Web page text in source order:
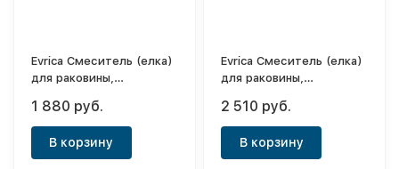
Evrica Смеситель (елка)
для раковины,
1 880 руб.
В корзину
Evrica Смеситель (елка)
для раковины,
высоким носом Red
Bronze (толстый корпус)
2 510 руб.
В корзину